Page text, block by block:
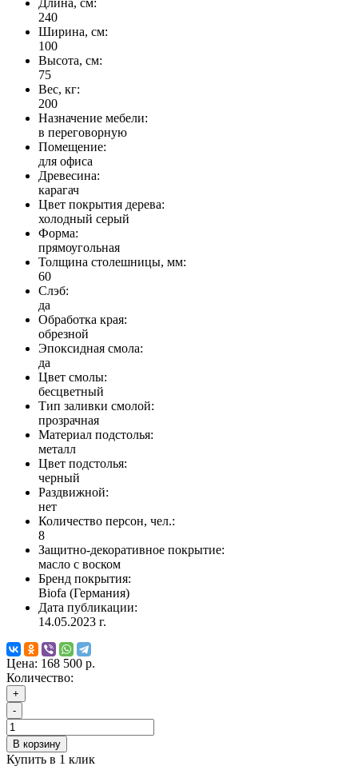
Длина, см:
240
Ширина, см:
100
Высота, см:
75
Вес, кг:
200
Назначение мебели:
в переговорную
Помещение:
для офиса
Древесина:
карагач
Цвет покрытия дерева:
холодный серый
Форма:
прямоугольная
Толщина столешницы, мм:
60
Слэб:
да
Обработка края:
обрезной
Эпоксидная смола:
да
Цвет смолы:
бесцветный
Тип заливки смолой:
прозрачная
Материал подстолья:
металл
Цвет подстолья:
черный
Раздвижной:
нет
Количество персон, чел.:
8
Защитно-декоративное покрытие:
масло с воском
Бренд покрытия:
Biofa (Германия)
Дата публикации:
14.05.2023 г.
Цена: 168 500 р.
Количество:
+
-
В корзину
Купить в 1 клик